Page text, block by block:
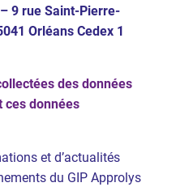
9 rue Saint-Pierre-
Orléans Cedex 1
des données
ces données
et d’actualités
du GIP Approlys